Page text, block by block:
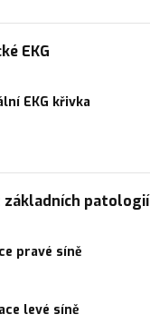
EKG
EKG křivka
základních patologií
pravé síně
levé síně